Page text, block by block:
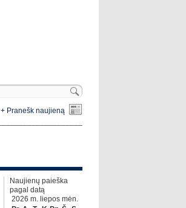
+ Pranešk naujieną
Naujienų paieška
pagal datą
2026 m. liepos mėn.